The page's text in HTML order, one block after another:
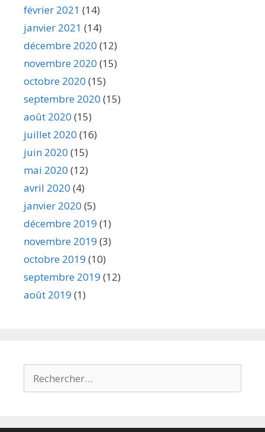
février 2021 (14)
janvier 2021 (14)
décembre 2020 (12)
novembre 2020 (15)
octobre 2020 (15)
septembre 2020 (15)
août 2020 (15)
juillet 2020 (16)
juin 2020 (15)
mai 2020 (12)
avril 2020 (4)
janvier 2020 (5)
décembre 2019 (1)
novembre 2019 (3)
octobre 2019 (10)
septembre 2019 (12)
août 2019 (1)